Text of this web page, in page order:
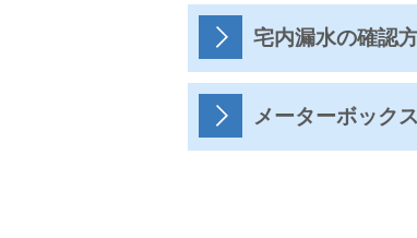
宅内漏水の確認
メーターボック